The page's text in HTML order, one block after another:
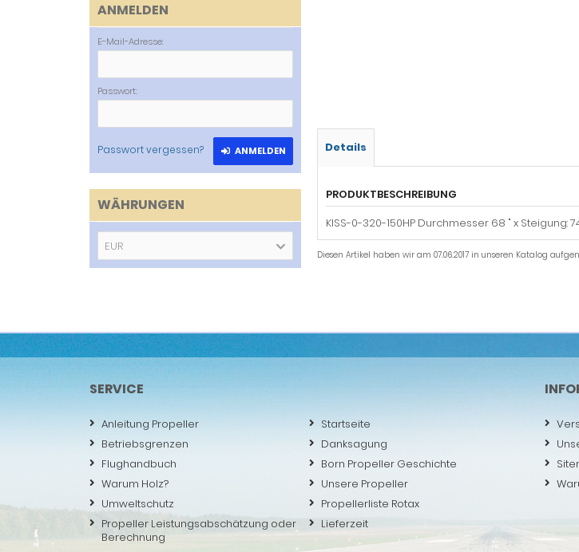
Details
PRODUKTBESCHREIBUNG
KISS-0-320-150HP Durchmesser 68 " x Steigung:
Diesen Artikel haben wir am 07.06.2017 in unseren Katalog
ANMELDEN
E-Mail-Adresse:
Passwort:
Passwort vergessen? ANMELDEN
WÄHRUNGEN
EUR
SERVICE
Anleitung Propeller
Startseite
Betriebsgrenzen
Danksagung
Flughandbuch
Born Propeller Geschichte
Warum Holz?
Unsere Propeller
Umweltschutz
Propellerliste Rotax
Propeller Leistungsabschätzung oder
Berechnung
Lieferzeit